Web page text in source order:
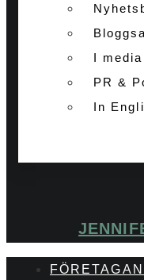
I media
PR &
In